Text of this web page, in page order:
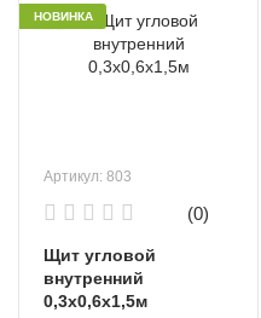
НОВИНКА
Артикул: 803
(0)
Щит угловой
внутренний
0,3х0,6х1,5м